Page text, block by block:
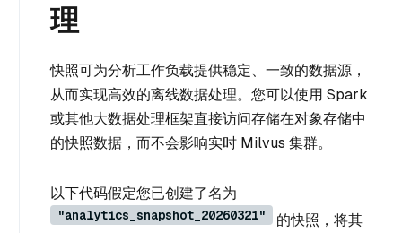
理
快照可为分析工作负载提供稳定、一致的数据源，
从而实现高效的离线数据处理。您可以使用 Spark
或其他大数据处理框架直接访问存储在对象存储中
的快照数据，而不会影响实时 Milvus 集群。
以下代码假定您已创建了名为
"analytics_snapshot_20260321"
的快照，将其